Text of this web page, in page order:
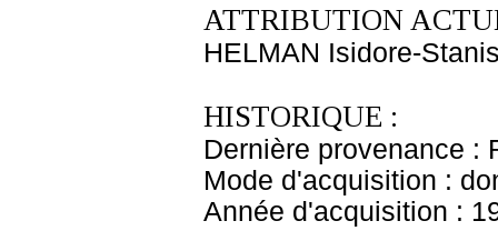
ATTRIBUTION
HELMAN Isidore-
HISTORIQUE :
Dernière provenance :
Mode d'acquisition :
Année d'acquisition :